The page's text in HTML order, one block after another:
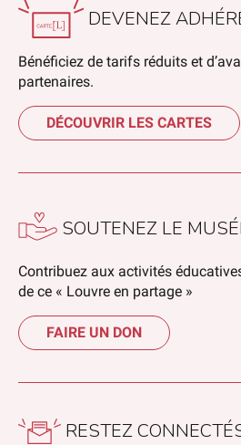
DEVENEZ
Bénéficiez de tarifs réduits et
partenaires.
DÉCOUVRIR LES CARTES
SOUTENEZ LE
Contribuez aux activités
de ce « Louvre en partage »
FAIRE UN DON
RESTEZ